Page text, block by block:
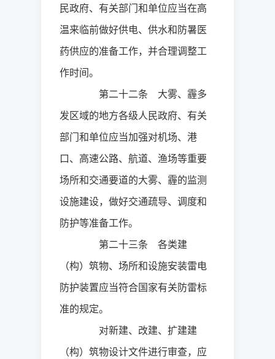
民政府、有关部门和单位应当在高
温来临前做好供电、供水和防暑医
药供应的准备工作，并合理调整工
作时间。
第二十二条 大雾、霾多
发区域的地方各级人民政府、有关
部门和单位应当加强对机场、港
口、高速公路、航道、渔场等重要
场所和交通要道的大雾、霾的监测
设施建设，做好交通疏导、调度和
防护等准备工作。
第二十三条 各类建
（构）筑物、场所和设施安装雷电
防护装置应当符合国家有关防雷标
准的规定。
对新建、改建、扩建建
（构）筑物设计文件进行审查，应